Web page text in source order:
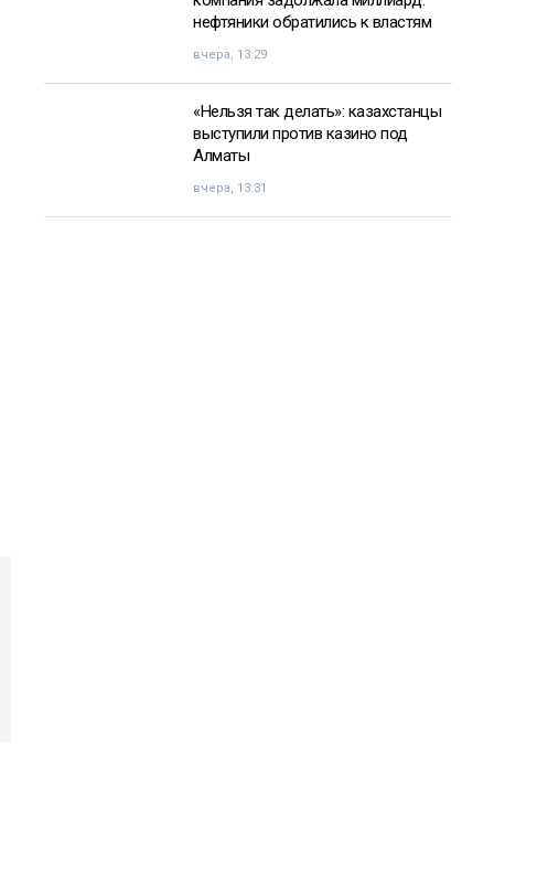
нефтяники обратились к властям
вчера, 13:29
«Нельзя так делать»: казахстанцы
выступили против казино под
Алматы
вчера, 13:31